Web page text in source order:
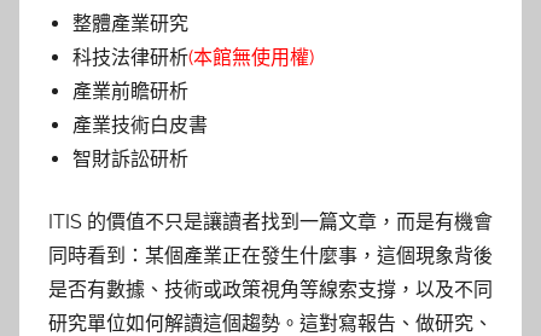
整體產業研究
科技法律研析(本館無使用權)
產業前瞻研析
產業技術白皮書
智財訴訟研析
ITIS 的價值不只是讓讀者找到一篇文章，而是有機會
同時看到：某個產業正在發生什麼事，這個現象背後
是否有數據、技術或政策視角等線索支撐，以及不同
研究單位如何解讀這個趨勢。這對寫報告、做研究、